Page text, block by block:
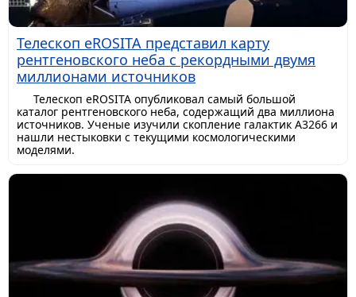
Телескоп eROSITA представил карту
рентгеновского неба с рекордными двумя
миллионами источников
Телескоп eROSITA опубликовал самый большой
каталог рентгеновского неба, содержащий два миллиона
источников. Ученые изучили скопление галактик A3266 и
нашли нестыковки с текущими космологическими
моделями.